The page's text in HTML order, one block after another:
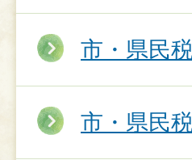
市・県民
市・県民